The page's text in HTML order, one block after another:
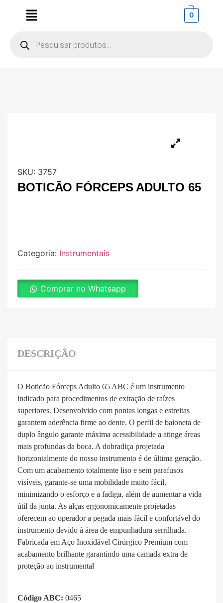
0
SKU: 3757
BOTICÃO FÓRCEPS ADULTO 65
Categoria: Instrumentais
Comprar no Whatsapp
DESCRIÇÃO
O Boticão Fórceps Adulto 65 ABC é um instrumento
indicado para procedimentos de extração de raízes
superiores. Desenvolvido com pontas longas e estreitas
garantem aderência firme ao dente. O perfil de baioneta de
duplo ângulo garante máxima acessibilidade a atinge áreas
mais profundas da boca. A dobradiça projetada
horizontalmente do nosso instrumento é de última geração.
Com um acabamento totalmente liso e sem parafusos
visíveis, garante-se uma mobilidade muito fácil,
minimizando o esforço e a fadiga, além de aumentar a vida
útil da junta. As alças ergonomicamente projetadas
oferecem ao operador a pegada mais fácil e confortável do
instrumento devido à área de empunhadura serrilhada.
Fabricada em Aço Inoxidável Cirúrgico Premium com
acabamento brilhante garantindo uma camada extra de
proteção ao instrumental
Código ABC: 0465